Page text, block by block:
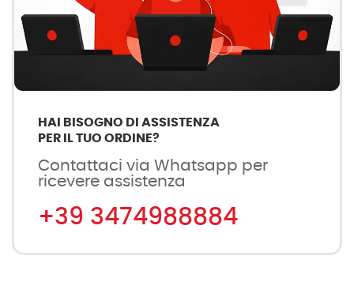
HAI BISOGNO DI ASSISTENZA
PER IL TUO ORDINE?
Contattaci via Whatsapp per
ricevere assistenza
+39 3474988884